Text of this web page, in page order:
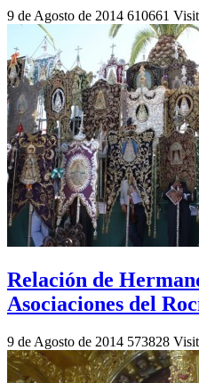
9 de Agosto de 2014 610661
Relación de
Asociaciones del
9 de Agosto de 2014 573828